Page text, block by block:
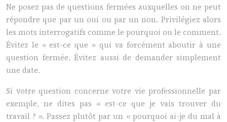
Ne posez pas de questions fermées auxquelles on ne peut
répondre que par un oui ou par un non. Privilégiez alors
les mots interrogatifs comme le pourquoi ou le comment.
Évitez le « est-ce que » qui va forcément aboutir à une
question fermée. Évitez aussi de demander simplement
une date.
Si votre question concerne votre vie professionnelle par
exemple, ne dites pas « est-ce que je vais trouver du
travail ? ». Passez plutôt par un « pourquoi ai-je du mal à